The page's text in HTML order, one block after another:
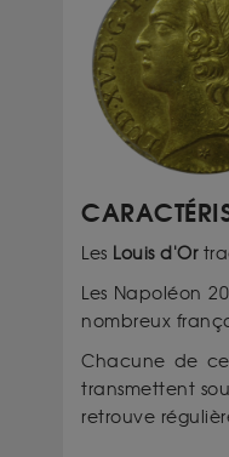
Les Louis d'Or
Les Napoléon
nombreux
Chacune de
transmettent
retrouve